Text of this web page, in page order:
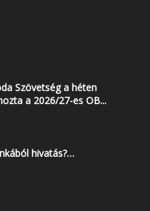
Szövetség a héten
a 2026/27-es OB...
hivatás?…